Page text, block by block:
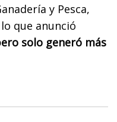
y Pesca,
que anunció
solo generó más